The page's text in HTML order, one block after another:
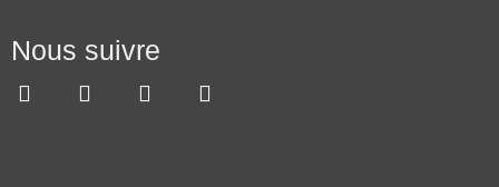
Nous suivre